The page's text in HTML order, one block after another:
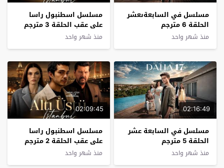
مسلسل في السابعةىعشر
الحلقة 6 مترجم
منذ شهر واحد
مسلسل اسطنبول راسا
على عقب الحلقة 3 مترجم
منذ شهر واحد
02:16:49
مسلسل في السابعة عشر
الحلقة 5 مترجم
منذ شهر واحد
02:09:45
مسلسل اسطنبول راسا
على عقب الحلقة 2 مترجم
منذ شهر واحد